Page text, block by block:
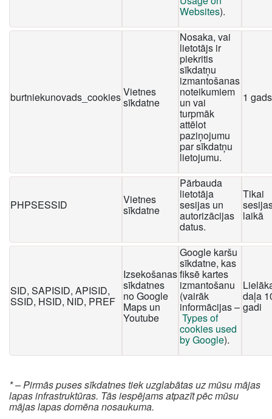
Websites).
burtniekunovads_cookiesVietnes
sīkdatne
Nosaka, vai
lietotājs ir
piekritis
sīkdatņu
izmantošanas
noteikumiem
un vai
turpmāk
attēlot
paziņojumu
par sīkdatņu
lietojumu.
1 gads
PHPSESSID Vietnes
sīkdatne
Pārbauda
lietotāja
sesijas un
autorizācijas
datus.
Tikai
laikā
SID, SAPISID, APISID,
SSID, HSID, NID, PREF
Izsekošanas
sīkdatnes
no Google
Maps un
Youtube
Google karšu
sīkdatne, kas
fiksē kartes
izmantošanu
(vairāk
informācijas –
Types of
cookies used
by Google).
daļa
gadi
* – Pirmās puses sīkdatnes tiek uzglabātas uz mūsu mājas
lapas infrastruktūras. Tās iespējams atpazīt pēc mūsu
mājas lapas domēna nosaukuma.